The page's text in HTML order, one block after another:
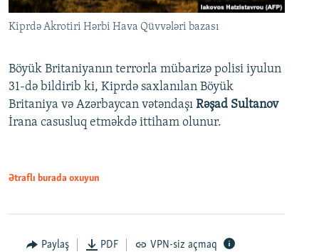
Kiprdə Akrotiri Hərbi Hava Qüvvələri bazası
Böyük Britaniyanın terrorla mübarizə polisi iyulun
31-də bildirib ki, Kiprdə saxlanılan Böyük
Britaniya və Azərbaycan vətəndaşı Rəşad Sultanov
İrana casusluq etməkdə ittiham olunur.
Ətraflı burada oxuyun
Paylaş PDF VPN-siz açmaq